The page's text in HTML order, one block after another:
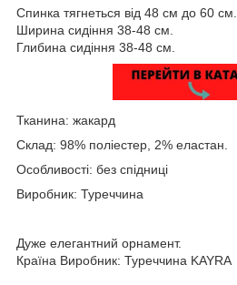
Спинка тягнеться від 48 см до 60 см.
Ширина сидіння 38-48 см.
Глибина сидіння 38-48 см.
Тканина: жакард
Склад: 98% поліестер, 2% еластан.
Особливості: без спідниці
Виробник: Туреччина
Дуже елегантний орнамент.
Країна Виробник: Туреччина KAYRA